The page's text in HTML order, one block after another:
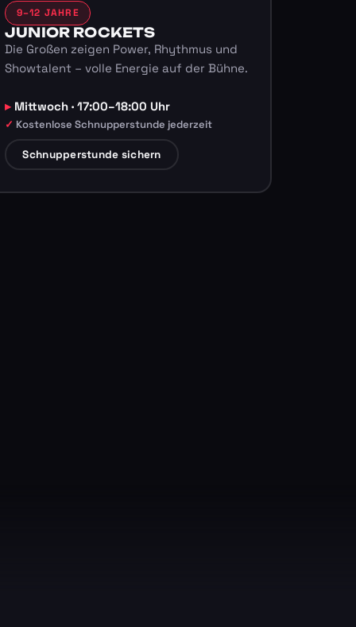
9–12 JAHRE
JUNIOR ROCKETS
Die Großen zeigen Power, Rhythmus und
Showtalent – volle Energie auf der Bühne.
Mittwoch · 17:00–18:00 Uhr
Kostenlose Schnupperstunde jederzeit
Schnupperstunde sichern